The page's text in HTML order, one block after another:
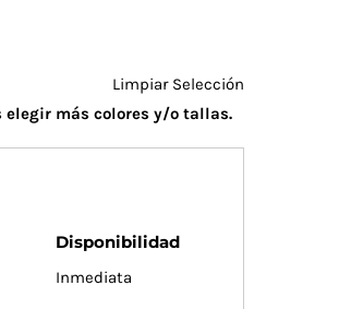
Limpiar Selección
elegir más colores y/o tallas.
Disponibilidad
Inmediata